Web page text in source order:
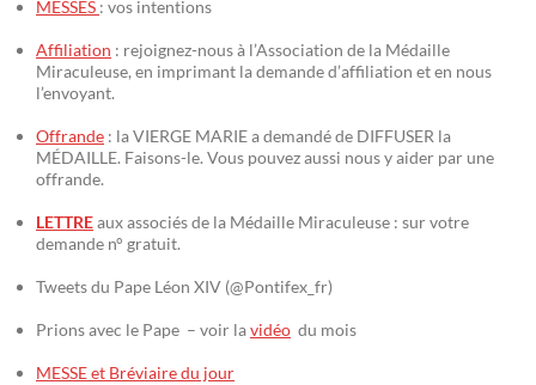
MESSES : vos intentions
Affiliation : rejoignez-nous à l’Association de la Médaille
Miraculeuse, en imprimant la demande d’affiliation et en nous
l’envoyant.
Offrande : la VIERGE MARIE a demandé de DIFFUSER la
MÉDAILLE. Faisons-le. Vous pouvez aussi nous y aider par une
offrande.
LETTREaux associés de la Médaille Miraculeuse : sur votre
demande n° gratuit.
Tweets du Pape Léon XIV (@Pontifex_fr)
Prions avec le Pape – voir lavidéo du mois
MESSE et Bréviaire du jour